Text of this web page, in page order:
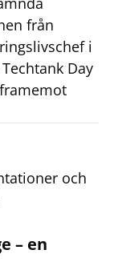
från
i
Day
och
– en